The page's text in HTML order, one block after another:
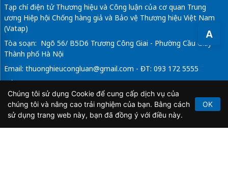
A
Tạp chí điện tử Thương hiệu và Công luận của cơ quan Trung
ương Hiệp hội Chống hàng giả và Bảo vệ Thương hiệu Việt Nam
(Vatap)
Tòa soạn: Ngõ 56/ B5D6 Trương Công Giai - Phường Cầu Giấy -
Thành phố Hà Nội
Email: thuonghieucongluan@gmail.com - ĐT: 093 172 5555
Tổng Biên Tập: Vũ Đức Thuận
Giấy phép hoạt động báo chí điện tử số 64/GP-BTTTT do Bộ
Thông tin và Truyền thông cấp ngày 21/2/2020.
Chúng tôi sử dụng Cookie để cung cấp dịch vụ của
chúng tôi và nâng cao trải nghiệm của bạn. Bằng cách
sử dụng trang web này, bạn đã đồng ý với điều này.
OK